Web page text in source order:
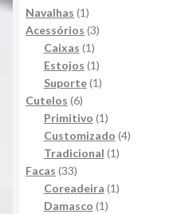
Navalhas 11
produto
Acessórios 33
Caixas 11
produto
Estojos 11
produto
Suporte 11
Cutelos 66
produtos
Primitivo 11
produto
Customizado 44
Tradicional 11
Facas 3333
produtos
Coreadeira 11
Damasco 11